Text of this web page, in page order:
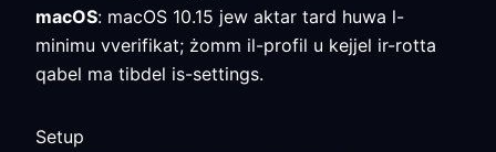
macOS: macOS 10.15 jew aktar tard huwa l-
minimu vverifikat; żomm il-profil u kejjel ir-rotta
qabel ma tibdel is-settings.
Setup